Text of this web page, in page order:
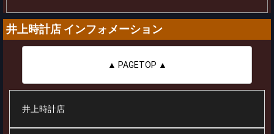
井上時計店 インフォメーション
▲ PAGETOP ▲
井上時計店